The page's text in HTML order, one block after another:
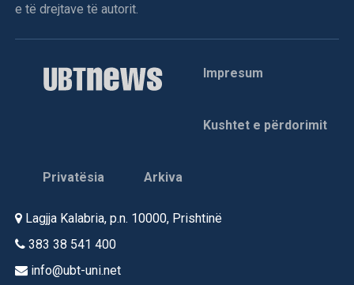
e të drejtave të autorit.
Impresum
Kushtet e përdorimit
Privatësia Arkiva
Lagjja Kalabria, p.n. 10000, Prishtinë
383 38 541 400
info@ubt-uni.net